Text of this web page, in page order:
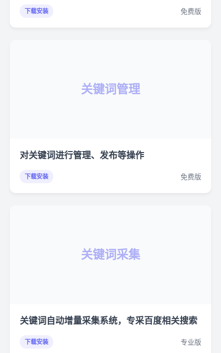
下载安装 免费版
关键词管理
对关键词进行管理、发布等操作
下载安装 免费版
关键词采集
关键词自动增量采集系统，专采百度相关搜索
下载安装 专业版